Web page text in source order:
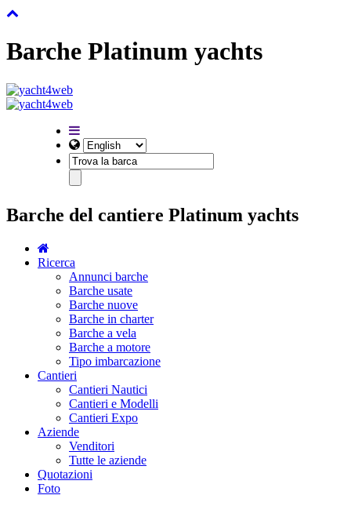
Barche Platinum yachts
Barche del cantiere Platinum yachts
Ricerca
Annunci barche
Barche usate
Barche nuove
Barche in charter
Barche a vela
Barche a motore
Tipo imbarcazione
Cantieri
Cantieri Nautici
Cantieri e Modelli
Cantieri Expo
Aziende
Venditori
Tutte le aziende
Quotazioni
Foto